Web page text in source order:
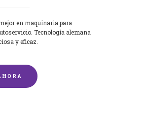
en maquinaria para
Tecnología alemana
y eficaz.